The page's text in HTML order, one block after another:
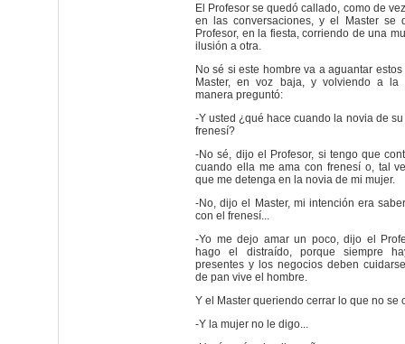
El Profesor se quedó callado, como de
en las conversaciones, y el Master se
Profesor, en la fiesta, corriendo de una
ilusión a otra.
No sé si este hombre va a aguantar
Master, en voz baja, y volviendo a la
manera preguntó:
-Y usted ¿qué hace cuando la novia de
frenesí?
-No sé, dijo el Profesor, si tengo que
cuando ella me ama con frenesí o, tal
que me detenga en la novia de mi mujer.
-No, dijo el Master, mi intención era
con el frenesí...
-Yo me dejo amar un poco, dijo el
hago el distraído, porque siempre
presentes y los negocios deben
de pan vive el hombre.
Y el Master queriendo cerrar lo que no se
-Y la mujer no le digo...